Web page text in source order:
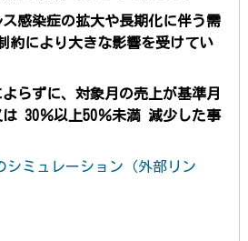
感染症の拡大や長期化に伴う需
約により大きな影響を受けてい
らずに、対象月 の売上が基準月
は 30％以上50％未満 減少した事
シミュレーション（外部リン